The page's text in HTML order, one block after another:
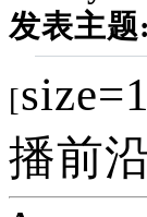
发表主题:
[
播前